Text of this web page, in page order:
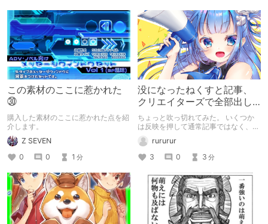
この素材のここに惹かれた
㉚
購入した素材のここに惹かれた点を紹
介します。
Z SEVEN
0
0 1 分
没になったねくすと記事、
クリエイターズで全部出し
てみます。
ちょっと吹っ切れてみた。 いくつか
は反映を押して通常記事ではなく、ク
なと。rururur
3
0 3 分